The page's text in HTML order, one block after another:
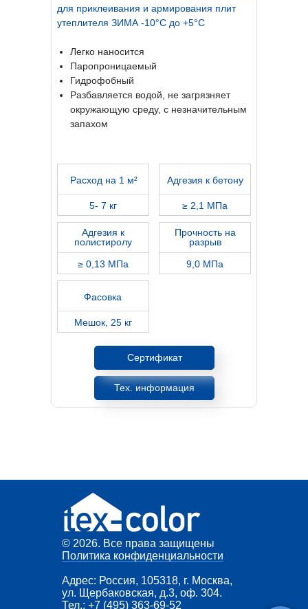
для приклеивания и армирования плит
утеплителя ЗИМА -10°С до +5°С
Легко наносится
Паропроницаемый
Гидрофобный
Разбавляется водой, не загрязняет
окружающую среду, с незначительным
запахом
Тех. информация
Сертификат
Расход на 1 м²
5- 7 кг
Фасовка
Мешок, 25 кг
Адгезия к бетону
≥ 2,1 МПа
Адгезия к
полистиролу
≥ 0,13 МПа
Прочность на
разрыв
9,0 МПа
© 2026. Все права защищены
Политика конфиденциальности
Адрес: Россия, 105318, г. Москва,
ул. Щербаковская, д.3, оф. 304.
Тел.: +7 (495) 363-69-52